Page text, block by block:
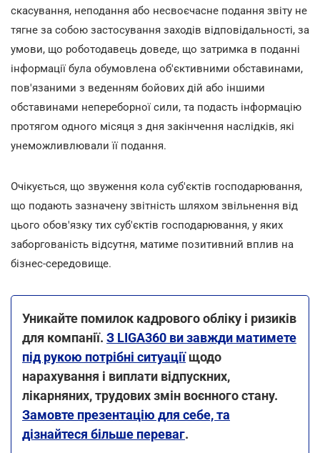
скасування, неподання або несвоєчасне подання звіту не
тягне за собою застосування заходів відповідальності, за
умови, що роботодавець доведе, що затримка в поданні
інформації була обумовлена об'єктивними обставинами,
пов'язаними з веденням бойових дій або іншими
обставинами непереборної сили, та подасть інформацію
протягом одного місяця з дня закінчення наслідків, які
унеможливлювали її подання.
Очікується, що звуження кола суб'єктів господарювання,
що подають зазначену звітність шляхом звільнення від
цього обов'язку тих суб'єктів господарювання, у яких
заборгованість відсутня, матиме позитивний вплив на
бізнес-середовище.
Уникайте помилок кадрового обліку і ризиків
для компанії. З LIGA360 ви завжди матимете
під рукою потрібні ситуаціїщодо
нарахування і виплати відпускних,
лікарняних, трудових змін воєнного стану.
Замовте презентацію для себе, та
дізнайтеся більше переваг.